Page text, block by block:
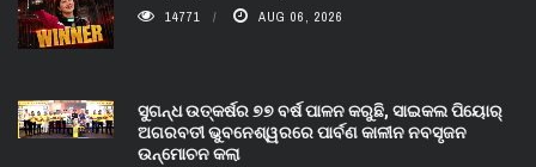
14771 AUG 06, 2026
ସୁଗନ୍ଧ ଉତ୍କର୍ଷର ୭୭ ବର୍ଷ ପାଳନ କରୁଛି, ସାଇକଲ ପିୟୋର୍‌
ଅଗରବତୀ ଭୁବନେଶ୍ୱରରେ ପାର୍ବଣ କାଳୀନ ନବସୃଜନ
ଉନ୍ମୋଚନ କଲା